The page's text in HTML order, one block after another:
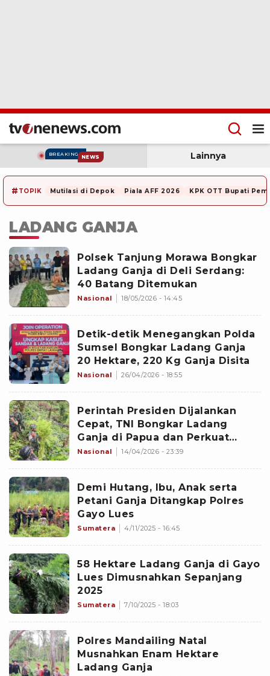
BREAKING NEWS Lainnya
# TOPIK Mutilasi di Depok Piala AFF 2026 KPK OTT Bupati
LADANG GANJA
Polsek Tanjung Morawa Bongkar
Ladang Ganja di Deli Serdang:
40 Batang Ditemukan
Nasional 18/05/2026 - 14:45
Detik-detik Menegangkan Polda
Sumsel Bongkar Ladang Ganja
20 Hektare, 220 Kg Ganja Disita
Nasional 26/04/2026 - 18:55
Perintah Presiden Dijalankan
Cepat, TNI Bongkar Ladang
Ganja di Papua dan Perkuat
Komitmen Berantas Narkoba
Nasional 14/04/2026 - 23:39
Demi Hutang, Ibu, Anak serta
Petani Ganja Ditangkap Polres
Gayo Lues
Sumatera 4/11/2025 - 16:45
58 Hektare Ladang Ganja di Gayo
Lues Dimusnahkan Sepanjang
2025
Sumatera 7/10/2025 - 18:03
Polres Mandailing Natal
Musnahkan Enam Hektare
Ladang Ganja